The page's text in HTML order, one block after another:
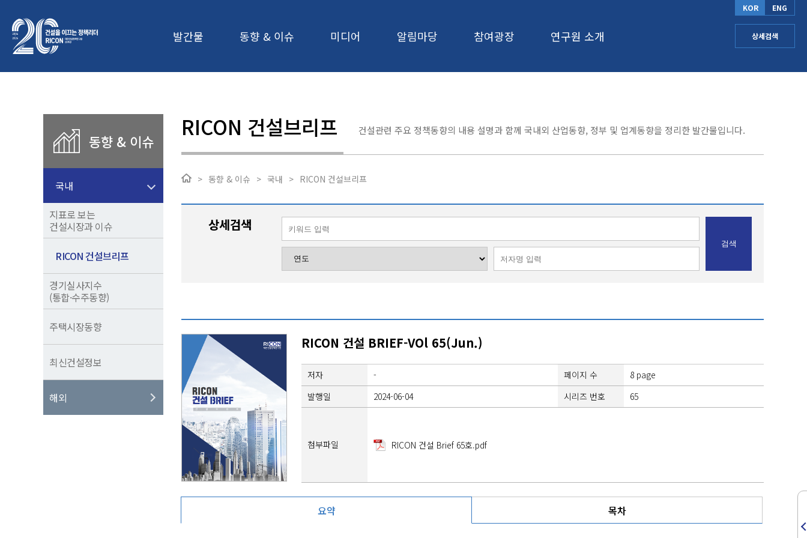
발간물 동향 & 이슈 미디어 알림마당 참여광장 연구원 소개 상세검색
KOR ENG
동향 & 이슈
국내
지표로 보는
건설시장과 이슈
RICON 건설브리프
경기실사지수
(통합·수주동향)
주택시장동향
최신건설정보
해외
RICON 건설브리프 건설관련 주요 정책동향의 내용 설명과 함께 국내외 산업동향, 정부 및 업계동향을 정리한 발간물입니다.
> 동향 & 이슈 > 국내 > RICON 건설브리프
상세검색
RICON 건설 BRIEF-VOl 65(Jun.)
저자 - 페이지 수
8 page
발행일
2024-06-04 시리즈 번호 65
첨부파일 RICON 건설 Brief 65호.pdf
요약 목차